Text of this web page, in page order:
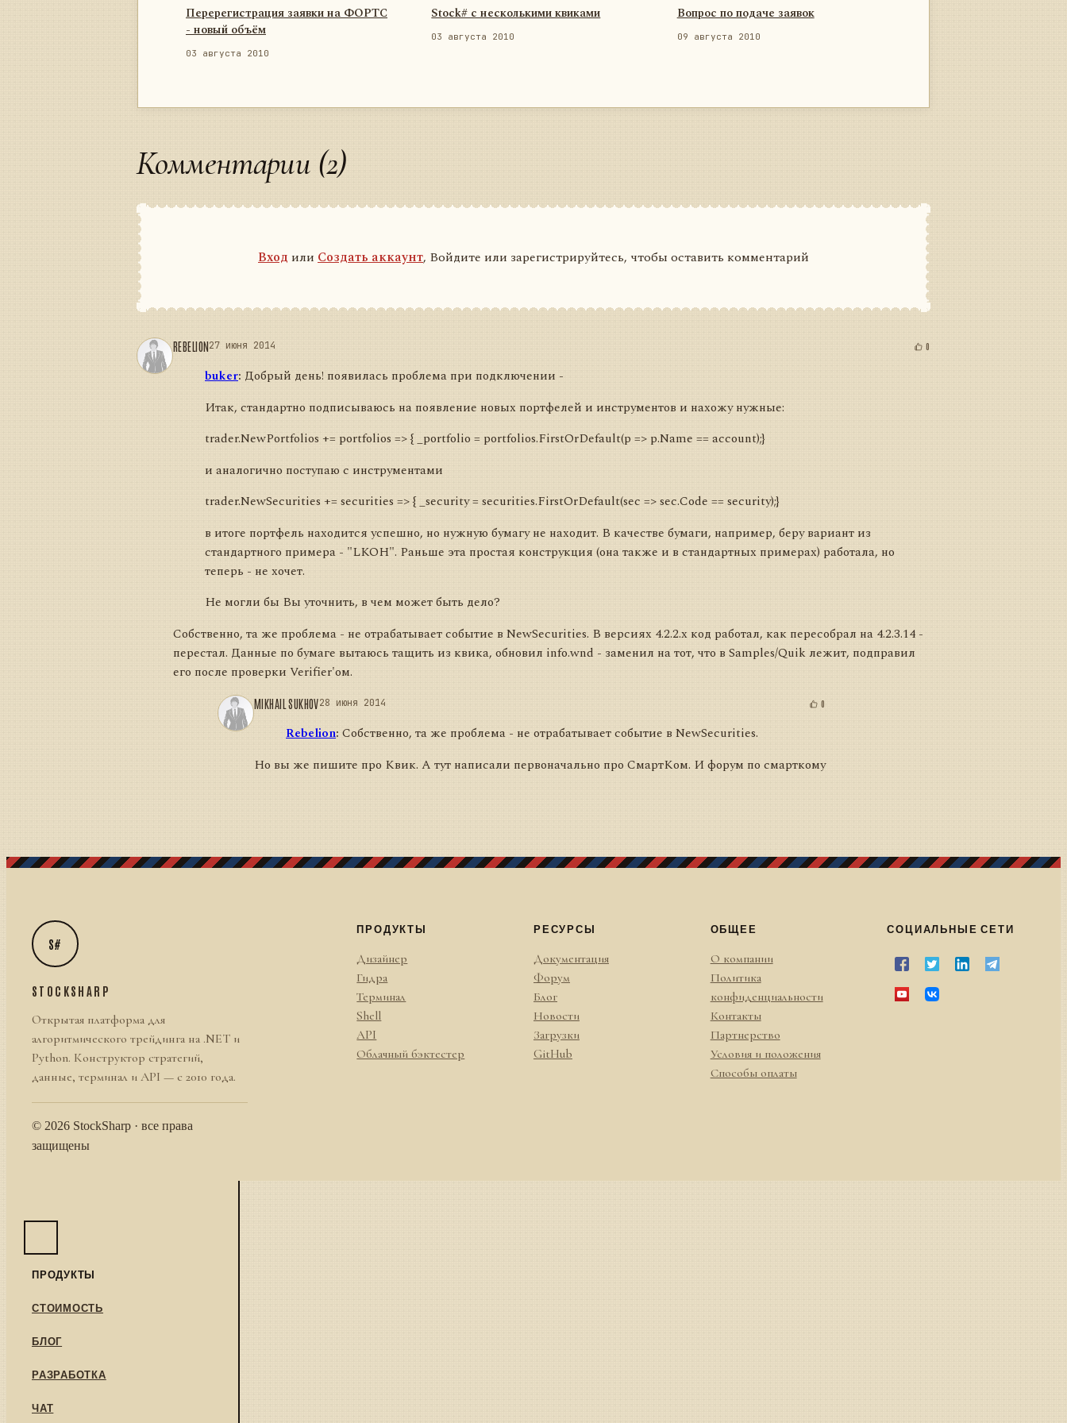
Перерегистрация заявки на ФОРТС
- новый объём
03 августа 2010
Stock# с несколькими квиками
03 августа 2010
Вопрос по подаче заявок
09 августа 2010
Комментарии (2)
Вход или Создать аккаунт, Войдите или зарегистрируйтесь, чтобы оставить комментарий
REBELION27 июня 2014 0
buker: Добрый день! появилась проблема при подключении -
Итак, стандартно подписываюсь на появление новых портфелей и инструментов и нахожу нужные:
trader.NewPortfolios += portfolios => { _portfolio = portfolios.FirstOrDefault(p => p.Name == account);}
и аналогично поступаю с инструментами
trader.NewSecurities += securities => { _security = securities.FirstOrDefault(sec => sec.Code == security);}
в итоге портфель находится успешно, но нужную бумагу не находит. В качестве бумаги, например, беру вариант из
стандартного примера - "LKOH". Раньше эта простая конструкция (она также и в стандартных примерах) работала, но
теперь - не хочет.
Не могли бы Вы уточнить, в чем может быть дело?
Собственно, та же проблема - не отрабатывает событие в NewSecurities. В версиях 4.2.2.x код работал, как пересобрал на 4.2.3.14 -
перестал. Данные по бумаге вытаюсь тащить из квика, обновил info.wnd - заменил на тот, что в Samples/Quik лежит, подправил
его после проверки Verifier'ом.
MIKHAIL SUKHOV28 июня 2014 0
Rebelion: Собственно, та же проблема - не отрабатывает событие в NewSecurities.
Но вы же пишите про Квик. А тут написали первоначально про СмартКом. И форум по смарткому
S#
STOCKSHARP
Открытая платформа для
алгоритмического трейдинга на .NET и
Python. Конструктор стратегий,
данные, терминал и API — с 2010 года.
© 2026 StockSharp · все права
защищены
ПРОДУКТЫ
Дизайнер
Гидра
Терминал
Shell
API
Облачный бэктестер
РЕСУРСЫ
Документация
Форум
Блог
Новости
Загрузки
GitHub
ОБЩЕЕ
О компании
Политика
конфиденциальности
Контакты
Партнерство
Условия и положения
Способы оплаты
СОЦИАЛЬНЫЕ СЕТИ
ПРОДУКТЫ
СТОИМОСТЬ
БЛОГ
РАЗРАБОТКА
ЧАТ